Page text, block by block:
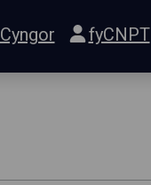
Cyngor fyCNPT